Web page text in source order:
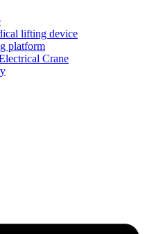
lifting device
platform
Crane